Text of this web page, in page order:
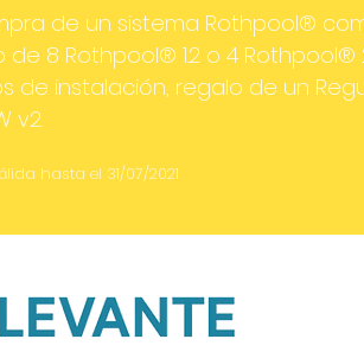
de un sistema Rothpool®
de 8 Rothpool® 1.2 o 4 Rothpool®
de instalación, regalo de un
v2.
hasta el 31/07/2021